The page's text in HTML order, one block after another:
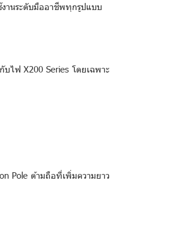
านระดับมืออาชีพทุกรูปแบบ
ฟ X200 Series โดยเฉพาะ
Pole ด้ามถือที่เพิ่มความยาว